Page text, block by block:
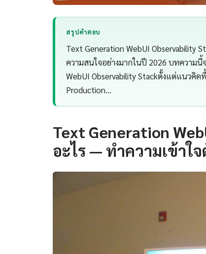
สรุปคำตอบ
Text Generation WebUI Observability
ความสนใจอย่างมากในปี 2026 บทความ
WebUI Observability Stackตั้งแต่แนวคิ
Production…
Text Generation
อะไร — ทำความเข้าใ